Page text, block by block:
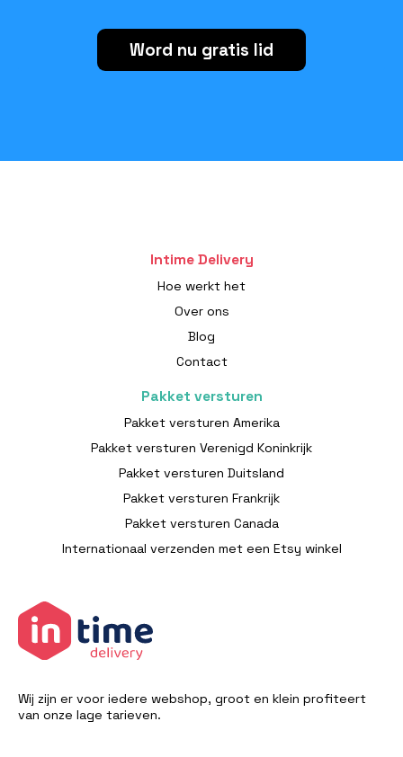
Word nu gratis lid
Wij zijn er voor iedere webshop, groot en klein profiteert
van onze lage tarieven.
Intime Delivery
Hoe werkt het
Over ons
Blog
Contact
Pakket versturen
Pakket versturen Amerika
Pakket versturen Verenigd Koninkrijk
Pakket versturen Duitsland
Pakket versturen Frankrijk
Pakket versturen Canada
Internationaal verzenden met een Etsy winkel